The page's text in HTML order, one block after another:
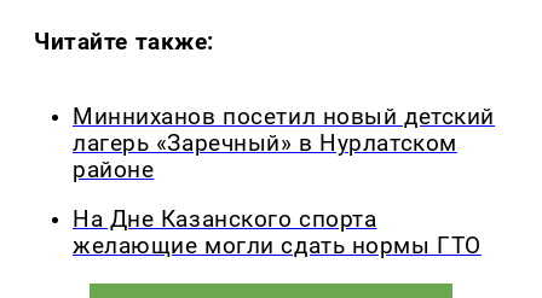
Читайте также:
Минниханов посетил новый детский
лагерь «Заречный» в Нурлатском
районе
На Дне Казанского спорта
желающие могли сдать нормы ГТО